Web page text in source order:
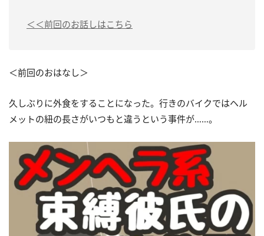
＜＜前回のお話しはこちら
＜前回のおはなし＞
久しぶりに外食をすることになった。行きのバイクではヘル
メットの紐の長さがいつもと違うという事件が……。